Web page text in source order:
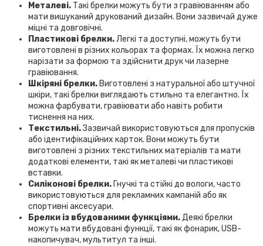
Металеві. Такі брелки можуть бути з гравіюванням або
мати вишуканий друкований дизайн. Вони зазвичай дуже
міцні та довговічні.
Пластикові брелки.Легкі та доступні, можуть бути
виготовлені в різних кольорах та формах. Їх можна легко
нарізати за формою та здійснити друк чи лазерне
гравіювання.
Шкіряні брелки. Виготовлені з натуральної або штучної
шкіри, такі брелки виглядають стильно та елегантно. Їх
можна фарбувати, гравіювати або навіть робити
тиснення на них.
Текстильні.Зазвичай використовуються для пропусків
або ідентифікаційних карток. Вони можуть бути
виготовлені з різних текстильних матеріалів та мати
додаткові елементи, такі як металеві чи пластикові
вставки.
Силіконові брелки. Гнучкі та стійкі до вологи, часто
використовуються для рекламних кампаній або як
спортивні аксесуари.
Брелки із вбудованими функціями.Деякі брелки
можуть мати вбудовані функції, такі як фонарик, USB-
накопичувач, мультитул та інші.